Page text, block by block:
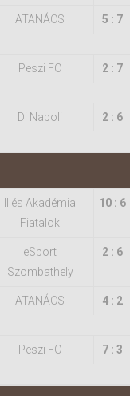
ATANÁCS 5 : 7
Peszi FC 2 : 7
Di Napoli 2 : 6
Illés Akadémia
Fiatalok
10 : 6
eSport
Szombathely
2 : 6
ATANÁCS 4 : 2
Peszi FC 7 : 3